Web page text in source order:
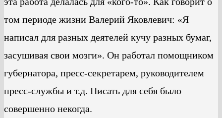
том периоде жизни Валерий Яковлевич: «Я
написал для разных деятелей кучу разных бумаг,
засушивая свои мозги». Он работал помощником
губернатора, пресс-секретарем, руководителем
пресс-службы и т.д. Писать для себя было
совершенно некогда.